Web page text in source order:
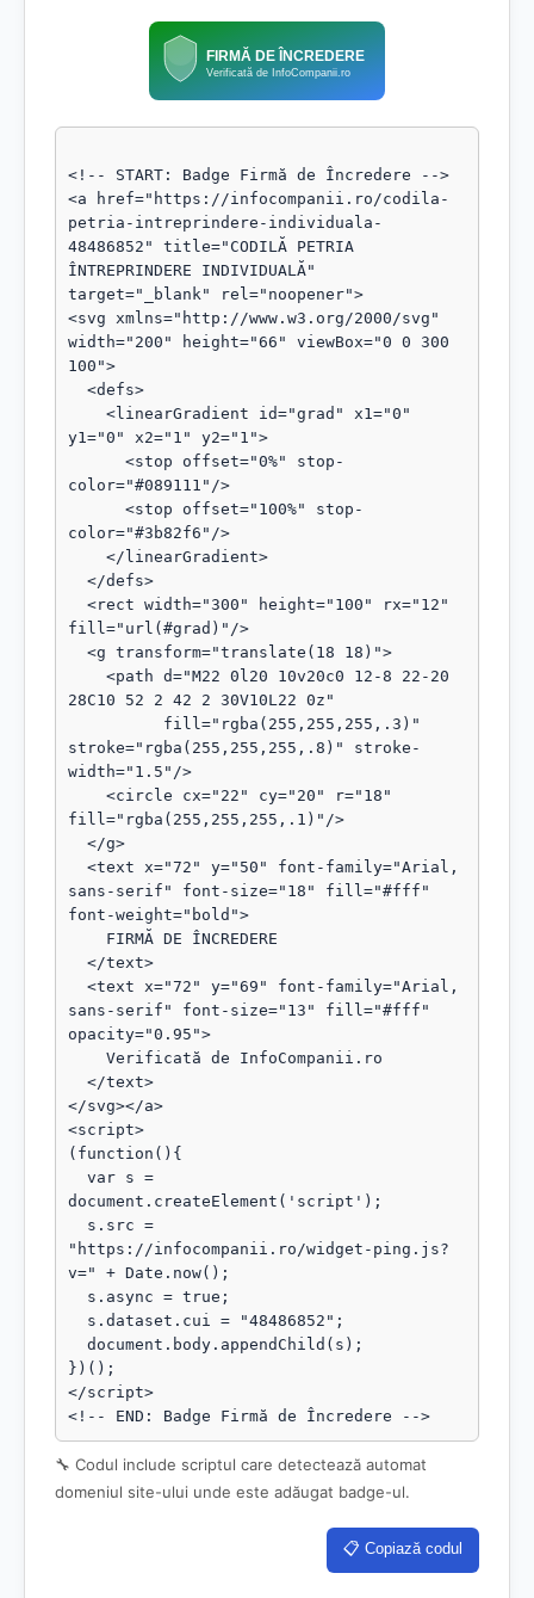
FIRMĂ DE ÎNCREDERE
Verificată de InfoCompanii.ro
<!-- START: Badge Firmă de Încredere -->
<a href="https://infocompanii.ro/codila-
petria-intreprindere-individuala-
48486852" title="CODILĂ PETRIA
ÎNTREPRINDERE INDIVIDUALĂ"
target="_blank" rel="noopener">
<svg xmlns="http://www.w3.org/2000/svg"
width="200" height="66" viewBox="0 0 300
100">
y1="0" x2="1" y2="1">
color="#089111"/>
color="#3b82f6"/>
fill="url(#grad)"/>
28C10 52 2 42 2 30V10L22 0z"
stroke="rgba(255,255,255,.8)" stroke-
width="1.5"/>
fill="rgba(255,255,255,.1)"/>
sans-serif" font-size="18" fill="#fff"
font-weight="bold">
sans-serif" font-size="13" fill="#fff"
opacity="0.95">
</svg></a>
<script>
(function(){
document.createElement('script');
"https://infocompanii.ro/widget-ping.js?
v=" + Date.now();
})();
</script>
<!-- END: Badge Firmă de Încredere -->
🔧 Codul include scriptul care detectează automat
domeniul site-ului unde este adăugat badge-ul.
📋 Copiază codul